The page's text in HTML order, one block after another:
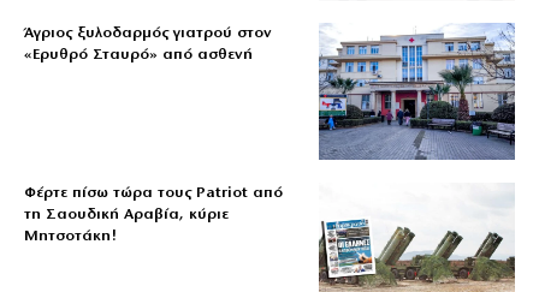
Άγριος ξυλοδαρμός γιατρού στον
«Ερυθρό Σταυρό» από ασθενή
Φέρτε πίσω τώρα τους Patriot από
τη Σαουδική Αραβία, κύριε
Μητσοτάκη!